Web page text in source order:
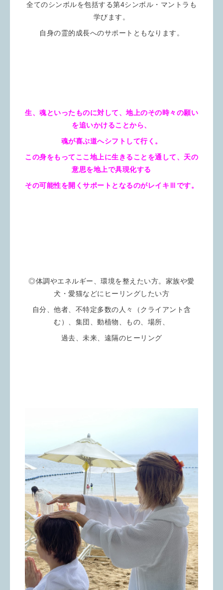
全てのシンボルを包括する第4シンボル・マントラも
学びます。
自身の霊的成長へのサポートともなります。
生、魂といったものに対して、地上のその時々の願い
を追いかけることから、
魂が喜ぶ道へシフトして行く。
この身をもってここ地上に生きることを通して、天の
意思を地上で具現化する
その可能性を開くサポートとなるのがレイキⅢです。
◎体調やエネルギー、環境を整えたい方。家族や愛
犬・愛猫などにヒーリングしたい方
自分、他者、不特定多数の人々（クライアント含
む）、集団、動植物、もの、場所、
過去、未来、遠隔のヒーリング